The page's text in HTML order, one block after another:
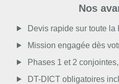
Moyen
Passable
Nos
Devis rapide sur toute la
Mission engagée dès
Phases 1 et 2
DT-DICT obligatoires